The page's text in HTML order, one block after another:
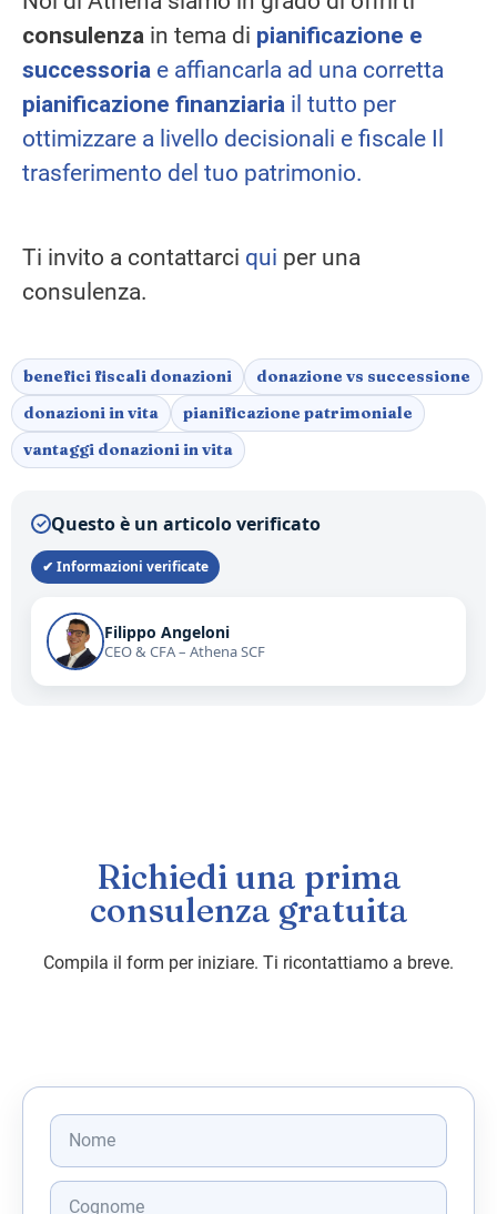
consulenza in tema di pianificazione e
successoria e affiancarla ad una corretta
pianificazione finanziaria il tutto per
ottimizzare a livello decisionali e fiscale Il
trasferimento del tuo patrimonio.
Ti invito a contattarci qui per una
consulenza.
benefici fiscali donazioni
donazione vs successione
donazioni in vita
pianificazione patrimoniale
vantaggi donazioni in vita
✓ Questo è un articolo verificato
✔ Informazioni verificate
Filippo Angeloni
CEO & CFA – Athena SCF
Richiedi una prima
consulenza gratuita
Compila il form per iniziare. Ti ricontattiamo a breve.